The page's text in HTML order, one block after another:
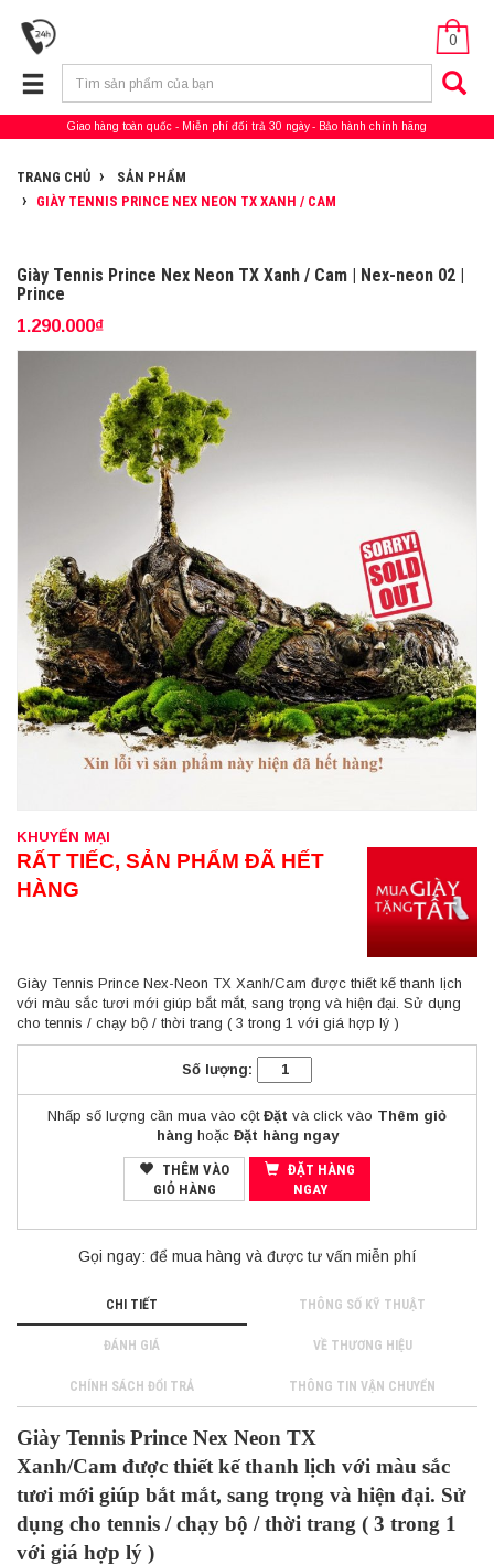
0
Giao hàng toàn quốc Miễn phí đổi trả 30 ngày Bảo hành chính hãng
TRANG CHỦ
SẢN PHẨM
GIÀY TENNIS PRINCE NEX NEON TX XANH / CAM
Giày Tennis Prince Nex Neon TX Xanh / Cam | Nex-neon 02 |
Prince
1.290.000₫
KHUYẾN MẠI
RẤT TIẾC, SẢN PHẨM ĐÃ HẾT
HÀNG
Giày Tennis Prince Nex-Neon TX Xanh/Cam được thiết kế thanh lịch
với màu sắc tươi mới giúp bắt mắt, sang trọng và hiện đại. Sử dụng
cho tennis / chạy bộ / thời trang ( 3 trong 1 với giá hợp lý )
Số lượng:
Nhấp số lượng cần mua vào cột Đặt và click vào Thêm giỏ
hàng hoặc Đặt hàng ngay
GIỎ HÀNG
NGAY
Gọi ngay: để mua hàng và được tư vấn miễn phí
CHI TIẾT THÔNG SỐ KỸ THUẬT
ĐÁNH GIÁ VỀ THƯƠNG HIỆU
CHÍNH SÁCH ĐỔI TRẢ THÔNG TIN VẬN CHUYỂN
Giày Tennis Prince Nex Neon TX
Xanh/Cam được thiết kế thanh lịch với màu sắc
tươi mới giúp bắt mắt, sang trọng và hiện đại. Sử
dụng cho tennis / chạy bộ / thời trang ( 3 trong 1
với giá hợp lý )